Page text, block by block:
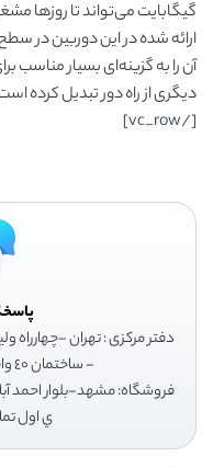
گیگابایت می‌تواند تا روزها
ارائه شده در این دوربین در
آن را به گزینه‌ای بسیار مناسب
[/vc_row]
دفتر مرکزی : تهران -چهارراه
- ساختمان ٤٠ واحد٤٤ تماس: 02166961856
فروشگاه: مشهد-بلوار احمد
ي اول تماس: